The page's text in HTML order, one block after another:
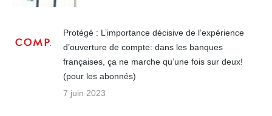
Protégé : L’importance décisive de l’expérience
d’ouverture de compte: dans les banques
françaises, ça ne marche qu’une fois sur deux!
(pour les abonnés)
7 juin 2023